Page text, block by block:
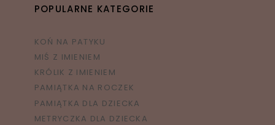
POPULARNE KATEGORIE
KOŃ NA PATYKU
MIŚ Z IMIENIEM
KRÓLIK Z IMIENIEM
PAMIĄTKA NA ROCZEK
PAMIĄTKA DLA DZIECKA
METRYCZKA DLA DZIECKA